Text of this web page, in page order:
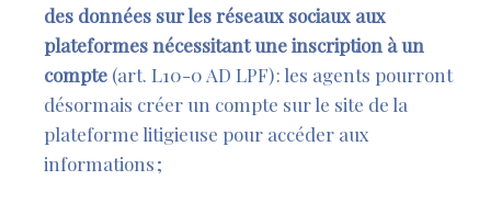
des données sur les réseaux sociaux aux
plateformes nécessitant une inscription à un
compte (art. L10-0 AD LPF) : les agents pourront
désormais créer un compte sur le site de la
plateforme litigieuse pour accéder aux
informations ;